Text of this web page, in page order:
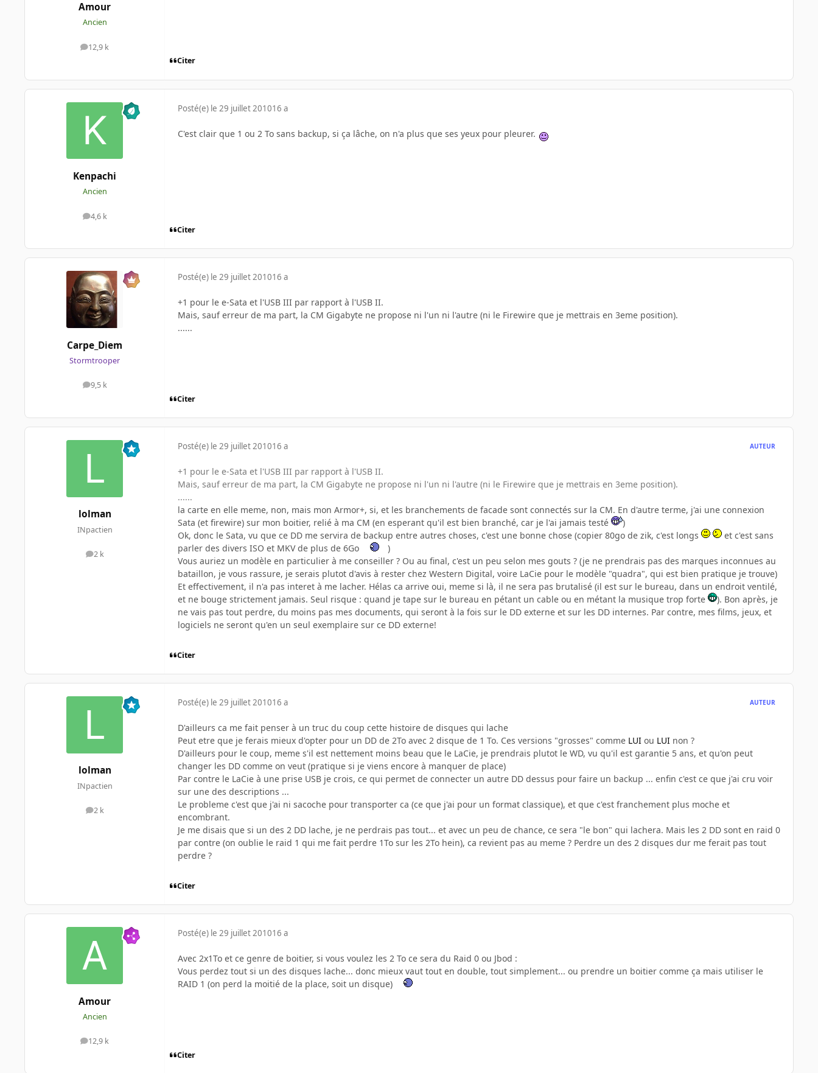
Amour
Ancien
12,9 k
messages
Citer
Kenpachi
Ancien
4,6 k
messages
Posté(e) le 29 juillet 201016 a
C'est clair que 1 ou 2 To sans backup, si ça lâche, on n'a plus que ses yeux pour pleurer.
Citer
Carpe_Diem
Stormtrooper
9,5 k
messages
Posté(e) le 29 juillet 201016 a
+1 pour le e-Sata et l'USB III par rapport à l'USB II.
Mais, sauf erreur de ma part, la CM Gigabyte ne propose ni l'un ni l'autre (ni le Firewire que je mettrais en 3eme position).
......
Citer
lolman
INpactien
2 k
messages
Posté(e) le 29 juillet 201016 a AUTEUR
+1 pour le e-Sata et l'USB III par rapport à l'USB II.
Mais, sauf erreur de ma part, la CM Gigabyte ne propose ni l'un ni l'autre (ni le Firewire que je mettrais en 3eme position).
......
la carte en elle meme, non, mais mon Armor+, si, et les branchements de facade sont connectés sur la CM. En d'autre terme, j'ai une connexion
Sata (et firewire) sur mon boitier, relié à ma CM (en esperant qu'il est bien branché, car je l'ai jamais testé
)
Ok, donc le Sata, vu que ce DD me servira de backup entre autres choses, c'est une bonne chose (copier 80go de zik, c'est longs
et c'est sans
parler des divers ISO et MKV de plus de 6Go
)
Vous auriez un modèle en particulier à me conseiller ? Ou au final, c'est un peu selon mes gouts ? (je ne prendrais pas des marques inconnues au
bataillon, je vous rassure, je serais plutot d'avis à rester chez Western Digital, voire LaCie pour le modèle "quadra", qui est bien pratique je trouve)
Et effectivement, il n'a pas interet à me lacher. Hélas ca arrive oui, meme si là, il ne sera pas brutalisé (il est sur le bureau, dans un endroit ventilé,
et ne bouge strictement jamais. Seul risque : quand je tape sur le bureau en pétant un cable ou en métant la musique trop forte
). Bon après, je
ne vais pas tout perdre, du moins pas mes documents, qui seront à la fois sur le DD externe et sur les DD internes. Par contre, mes films, jeux, et
logiciels ne seront qu'en un seul exemplaire sur ce DD externe!
Citer
lolman
INpactien
2 k
messages
Posté(e) le 29 juillet 201016 a AUTEUR
D'ailleurs ca me fait penser à un truc du coup cette histoire de disques qui lache
Peut etre que je ferais mieux d'opter pour un DD de 2To avec 2 disque de 1 To. Ces versions "grosses" comme LUI ou LUI non ?
D'ailleurs pour le coup, meme s'il est nettement moins beau que le LaCie, je prendrais plutot le WD, vu qu'il est garantie 5 ans, et qu'on peut
changer les DD comme on veut (pratique si je viens encore à manquer de place)
Par contre le LaCie à une prise USB je crois, ce qui permet de connecter un autre DD dessus pour faire un backup ... enfin c'est ce que j'ai cru voir
sur une des descriptions ...
Le probleme c'est que j'ai ni sacoche pour transporter ca (ce que j'ai pour un format classique), et que c'est franchement plus moche et
encombrant.
Je me disais que si un des 2 DD lache, je ne perdrais pas tout... et avec un peu de chance, ce sera "le bon" qui lachera. Mais les 2 DD sont en raid 0
par contre (on oublie le raid 1 qui me fait perdre 1To sur les 2To hein), ca revient pas au meme ? Perdre un des 2 disques dur me ferait pas tout
perdre ?
Citer
Amour
Ancien
12,9 k
messages
Posté(e) le 29 juillet 201016 a
Avec 2x1To et ce genre de boitier, si vous voulez les 2 To ce sera du Raid 0 ou Jbod :
Vous perdez tout si un des disques lache... donc mieux vaut tout en double, tout simplement... ou prendre un boitier comme ça mais utiliser le
RAID 1 (on perd la moitié de la place, soit un disque)
Citer